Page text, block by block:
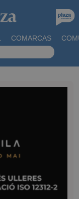
COMARCAS